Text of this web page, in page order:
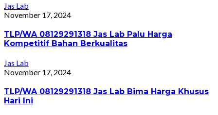
Jas Lab
November 17, 2024
TLP/WA 08129291318 Jas Lab Palu Harga
Kompetitif Bahan Berkualitas
Jas Lab
November 17, 2024
TLP/WA 08129291318 Jas Lab Bima Harga Khusus
Hari Ini